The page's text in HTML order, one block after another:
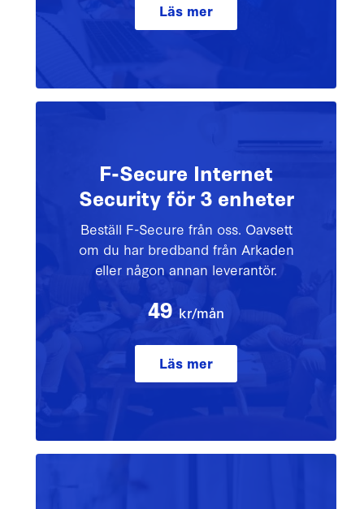
Läs mer
F-Secure Internet
Security för 3 enheter
Beställ F-Secure från oss. Oavsett
om du har bredband från Arkaden
eller någon annan leverantör.
49 kr/mån
Läs mer